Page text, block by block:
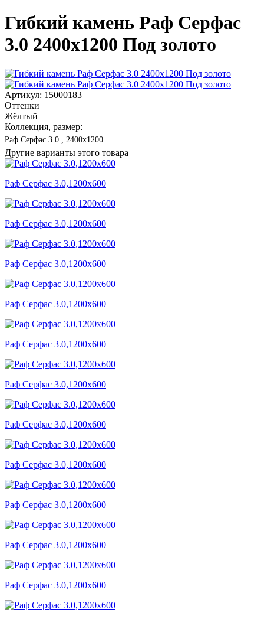
Гибкий камень Раф Серфас
3.0 2400x1200 Под золото
Артикул: 15000183
Оттенки
Жёлтый
Коллекция, размер:
Раф Серфас 3.0 , 2400x1200
Другие варианты этого товара
Раф Серфас 3.0,1200x600
Раф Серфас 3.0,1200x600
Раф Серфас 3.0,1200x600
Раф Серфас 3.0,1200x600
Раф Серфас 3.0,1200x600
Раф Серфас 3.0,1200x600
Раф Серфас 3.0,1200x600
Раф Серфас 3.0,1200x600
Раф Серфас 3.0,1200x600
Раф Серфас 3.0,1200x600
Раф Серфас 3.0,1200x600